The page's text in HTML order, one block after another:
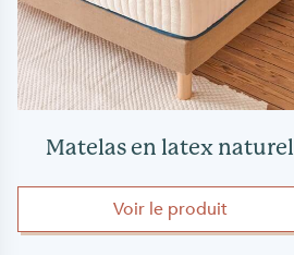
Matelas en latex naturel
Voir le produit